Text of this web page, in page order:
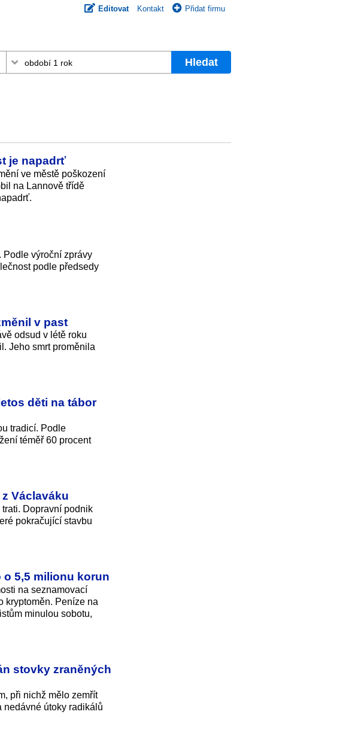
Editovat Kontakt Přidat firmu
Hledat
je napadrť
ve městě poškození
na Lannově třídě
Podle výroční zprávy
podle předsedy
v past
odsud v létě roku
Jeho smrt proměnila
děti na tábor
tradicí. Podle
téměř 60 procent
Václaváku
Dopravní podnik
pokračující stavbu
o 5,5 milionu korun
na seznamovací
kryptoměn. Peníze na
minulou sobotu,
stovky zraněných
při nichž mělo zemřít
nedávné útoky radikálů